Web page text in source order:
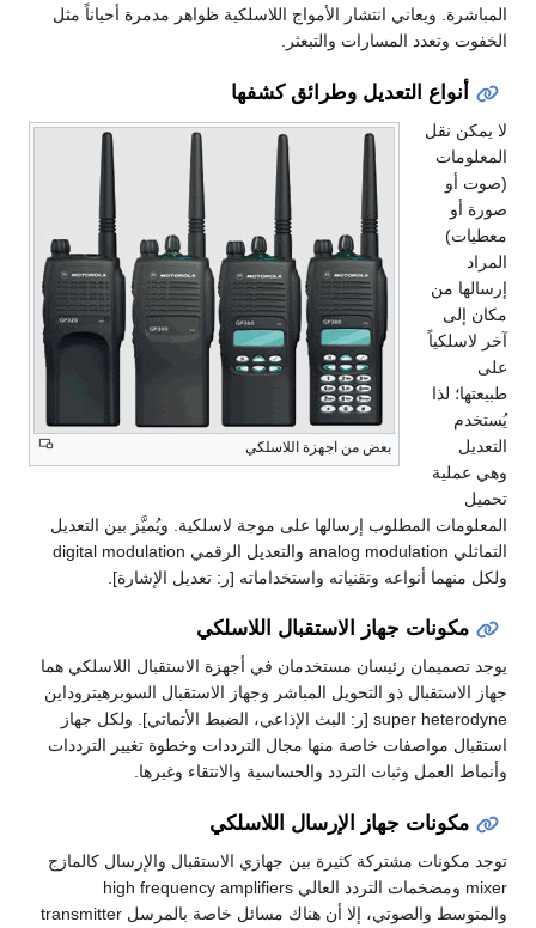
المباشرة. ويعاني انتشار الأمواج اللاسلكية ظواهر مدمرة أحياناً مثل
الخفوت وتعدد المسارات والتبعثر.
أنواع التعديل وطرائق كشفها
بعض من اجهزة اللاسلكي
لا يمكن نقل
المعلومات
(صوت أو
صورة أو
معطيات)
المراد
إرسالها من
مكان إلى
آخر لاسلكياً
على
طبيعتها؛ لذا
يُستخدم
التعديل
وهي عملية
تحميل
المعلومات المطلوب إرسالها على موجة لاسلكية. ويُميَّز بين التعديل
التماثلي analog modulation والتعديل الرقمي digital modulation
ولكل منهما أنواعه وتقنياته واستخداماته [ر: تعديل الإشارة].
مكونات جهاز الاستقبال اللاسلكي
يوجد تصميمان رئيسان مستخدمان في أجهزة الاستقبال اللاسلكي هما
جهاز الاستقبال ذو التحويل المباشر وجهاز الاستقبال السوبرهيتروداين
super heterodyne [ر: البث الإذاعي، الضبط الأتماتي]. ولكل جهاز
استقبال مواصفات خاصة منها مجال الترددات وخطوة تغيير الترددات
وأنماط العمل وثبات التردد والحساسية والانتقاء وغيرها.
مكونات جهاز الإرسال اللاسلكي
توجد مكونات مشتركة كثيرة بين جهازي الاستقبال والإرسال كالمازج
mixer ومضخمات التردد العالي high frequency amplifiers
والمتوسط والصوتي، إلا أن هناك مسائل خاصة بالمرسل transmitter